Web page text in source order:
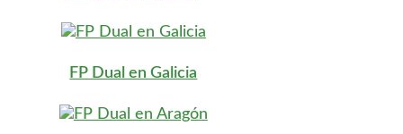
FP Dual en Galicia